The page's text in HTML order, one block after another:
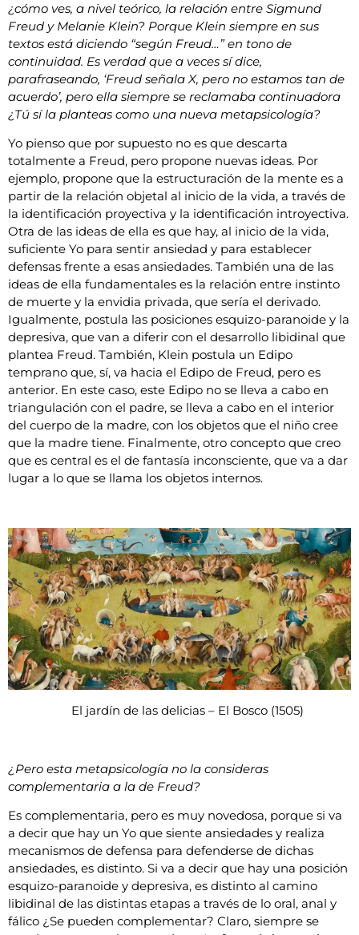
¿cómo ves, a nivel teórico, la relación entre Sigmund
Freud y Melanie Klein? Porque Klein siempre en sus
textos está diciendo “según Freud…” en tono de
continuidad. Es verdad que a veces sí dice,
parafraseando, ‘Freud señala X, pero no estamos tan de
acuerdo’, pero ella siempre se reclamaba continuadora
¿Tú sí la planteas como una nueva metapsicología?
Yo pienso que por supuesto no es que descarta
totalmente a Freud, pero propone nuevas ideas. Por
ejemplo, propone que la estructuración de la mente es a
partir de la relación objetal al inicio de la vida, a través de
la identificación proyectiva y la identificación introyectiva.
Otra de las ideas de ella es que hay, al inicio de la vida,
suficiente Yo para sentir ansiedad y para establecer
defensas frente a esas ansiedades. También una de las
ideas de ella fundamentales es la relación entre instinto
de muerte y la envidia privada, que sería el derivado.
Igualmente, postula las posiciones esquizo-paranoide y la
depresiva, que van a diferir con el desarrollo libidinal que
plantea Freud. También, Klein postula un Edipo
temprano que, sí, va hacia el Edipo de Freud, pero es
anterior. En este caso, este Edipo no se lleva a cabo en
triangulación con el padre, se lleva a cabo en el interior
del cuerpo de la madre, con los objetos que el niño cree
que la madre tiene. Finalmente, otro concepto que creo
que es central es el de fantasía inconsciente, que va a dar
lugar a lo que se llama los objetos internos.
El jardín de las delicias – El Bosco (1505)
¿Pero esta metapsicología no la consideras
complementaria a la de Freud?
Es complementaria, pero es muy novedosa, porque si va
a decir que hay un Yo que siente ansiedades y realiza
mecanismos de defensa para defenderse de dichas
ansiedades, es distinto. Si va a decir que hay una posición
esquizo-paranoide y depresiva, es distinto al camino
libidinal de las distintas etapas a través de lo oral, anal y
fálico ¿Se pueden complementar? Claro, siempre se